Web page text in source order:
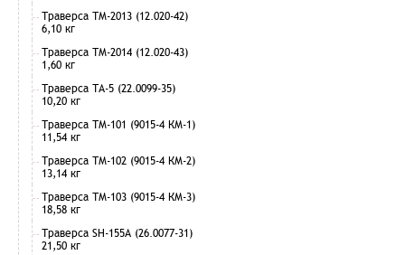
Траверса ТМ-2013 (12.020-42)
6,10 кг
Траверса ТМ-2014 (12.020-43)
1,60 кг
Траверса ТА-5 (22.0099-35)
10,20 кг
Траверса ТМ-101 (9015-4 КМ-1)
11,54 кг
Траверса ТМ-102 (9015-4 КМ-2)
13,14 кг
Траверса ТМ-103 (9015-4 КМ-3)
18,58 кг
Траверса SH-155А (26.0077-31)
21,50 кг